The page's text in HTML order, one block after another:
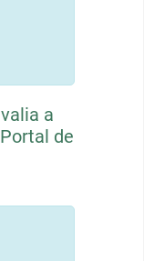
a
de